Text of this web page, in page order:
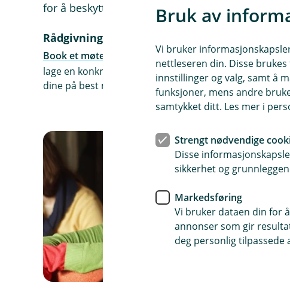
for å beskytte sparingen din mot
Rådgivning
Book et møte og få personlig rådgivning og gode råd
lage en konkret spareplan og ser på muligheter for
dine på best måte fremover.
Bruk av
Vi bruker
nettleseren din. Disse
innstillinger og valg, samt å
funksjoner, mens andre
samtykket ditt. Les mer i
Strengt nødvendige
Disse
sikkerhet og
Markedsføring
Vi bruker dataen din for
annonser som gir
deg personlig